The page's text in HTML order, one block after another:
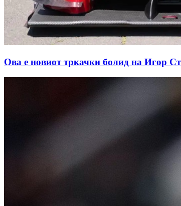
Ова е новиот тркачки болид на Игор